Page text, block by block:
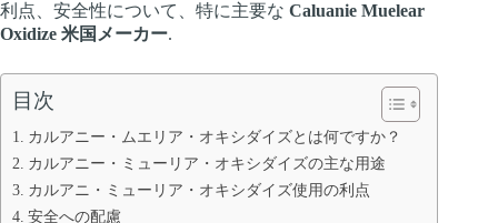
利点、安全性について、特に主要な Caluanie Muelear
Oxidize 米国メーカー.
目次
カルアニー・ムエリア・オキシダイズとは何ですか？
カルアニー・ミューリア・オキシダイズの主な用途
カルアニ・ミューリア・オキシダイズ使用の利点
安全への配慮